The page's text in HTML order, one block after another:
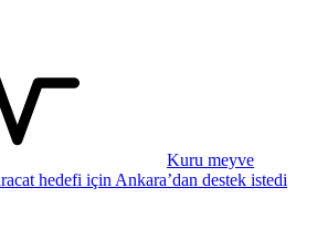
Kuru meyve
hedefi için Ankara’dan destek istedi